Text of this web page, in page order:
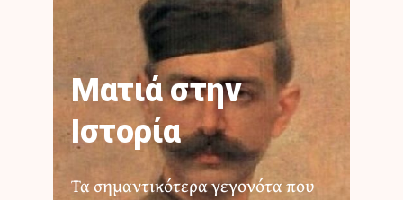
Ματιά στην
Ιστορία
Τα σημαντικότερα γεγονότα που